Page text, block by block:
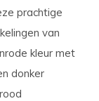
prachtige
van
kleur met
donker